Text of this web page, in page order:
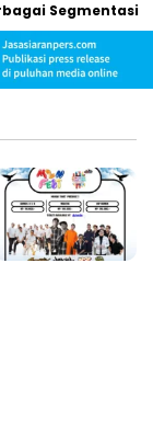
Segmentasi